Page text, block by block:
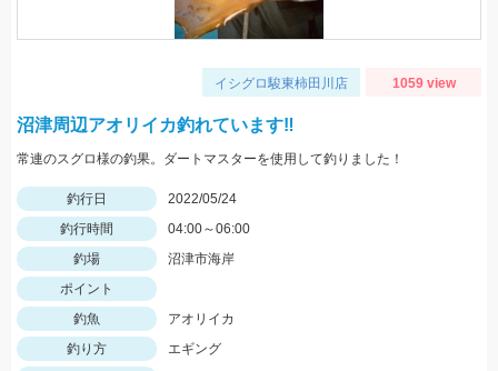
イシグロ駿東柿田川店 1059 view
沼津周辺アオリイカ釣れています‼
常連のスグロ様の釣果。ダートマスターを使用して釣りました！
釣行日
2022/05/24
釣行時間
04:00～06:00
釣場
沼津市海岸
ポイント
釣魚
アオリイカ
釣り方
エギング